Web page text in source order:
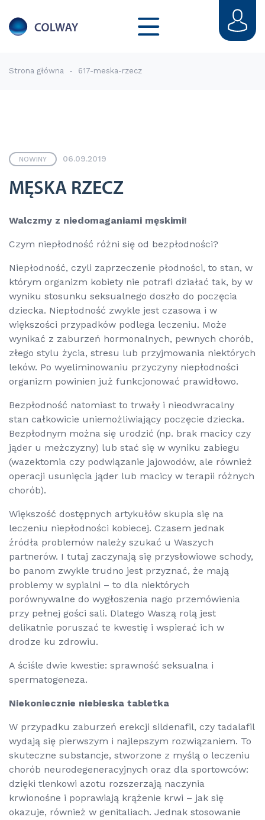
Strona główna - 617-meska-rzecz
NOWINY 06.09.2019
MĘSKA RZECZ
Walczmy z niedomaganiami męskimi!
Czym niepłodność różni się od bezpłodności?
Niepłodność, czyli zaprzeczenie płodności, to stan, w
którym organizm kobiety nie potrafi działać tak, by w
wyniku stosunku seksualnego doszło do poczęcia
dziecka. Niepłodność zwykle jest czasowa i w
większości przypadków podlega leczeniu. Może
wynikać z zaburzeń hormonalnych, pewnych chorób,
złego stylu życia, stresu lub przyjmowania niektórych
leków. Po wyeliminowaniu przyczyny niepłodności
organizm powinien już funkcjonować prawidłowo.
Bezpłodność natomiast to trwały i nieodwracalny
stan całkowicie uniemożliwiający poczęcie dziecka.
Bezpłodnym można się urodzić (np. brak macicy czy
jąder u meżczyzny) lub stać się w wyniku zabiegu
(wazektomia czy podwiązanie jajowodów, ale również
operacji usunięcia jąder lub macicy w terapii różnych
chorób).
Większość dostępnych artykułów skupia się na
leczeniu niepłodności kobiecej. Czasem jednak
źródła problemów należy szukać u Waszych
partnerów. I tutaj zaczynają się przysłowiowe schody,
bo panom zwykle trudno jest przyznać, że mają
problemy w sypialni – to dla niektórych
porównywalne do wygłoszenia nago przemówienia
przy pełnej gości sali. Dlatego Waszą rolą jest
delikatnie poruszać te kwestię i wspierać ich w
drodze ku zdrowiu.
A ściśle dwie kwestie: sprawność seksualna i
spermatogeneza.
Niekoniecznie niebieska tabletka
W przypadku zaburzeń erekcji sildenafil, czy tadalafil
wydają się pierwszym i najlepszym rozwiązaniem. To
skuteczne substancje, stworzone z myślą o leczeniu
chorób neurodegeneracyjnych oraz dla sportowców:
dzięki tlenkowi azotu rozszerzają naczynia
krwionośne i poprawiają krążenie krwi – jak się
okazuje, również w genitaliach. Jednak stosowanie